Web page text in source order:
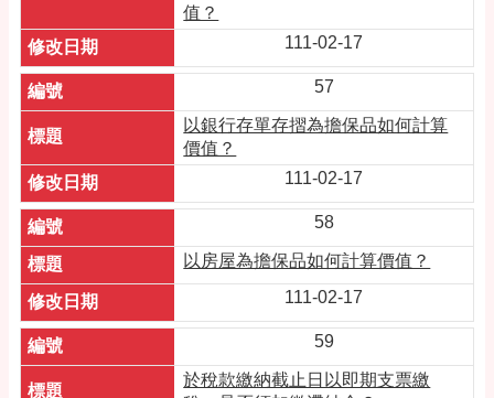
值？
111-02-17
57
以銀行存單存摺為擔保品如何計算
價值？
111-02-17
58
以房屋為擔保品如何計算價值？
111-02-17
59
於稅款繳納截止日以即期支票繳